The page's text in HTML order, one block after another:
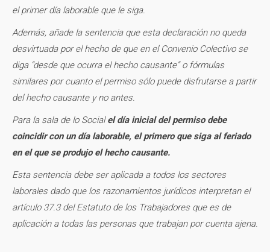
el primer día laborable que le siga.
Además, añade la sentencia que esta declaración no queda
desvirtuada por el hecho de que en el Convenio Colectivo se
diga “desde que ocurra el hecho causante” o fórmulas
similares por cuanto el permiso sólo puede disfrutarse a partir
del hecho causante y no antes.
Para la sala de lo Socialel día inicial del permiso debe
coincidir con un día laborable, el primero que siga al feriado
en el que se produjo el hecho causante.
Esta sentencia debe ser aplicada a todos los sectores
laborales dado que los razonamientos jurídicos interpretan el
artículo 37.3 del Estatuto de los Trabajadores que es de
aplicación a todas las personas que trabajan por cuenta ajena.